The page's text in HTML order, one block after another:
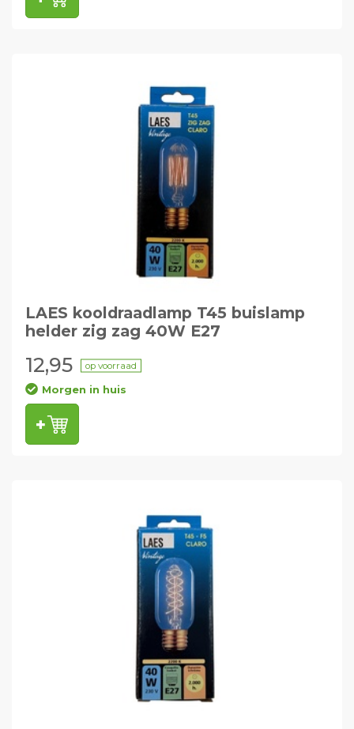
LAES kooldraadlamp T45 buislamp
helder zig zag 40W E27
12,95 op voorraad
Morgen in huis